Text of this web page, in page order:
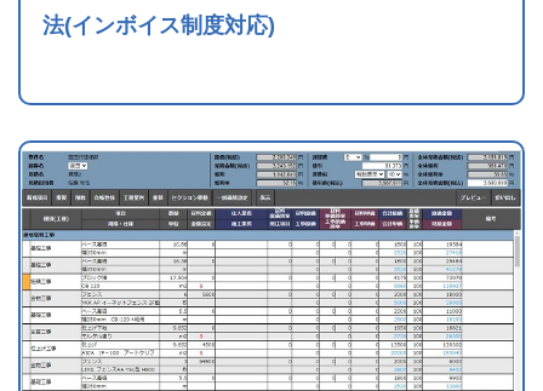
法(インボイス制度対応)